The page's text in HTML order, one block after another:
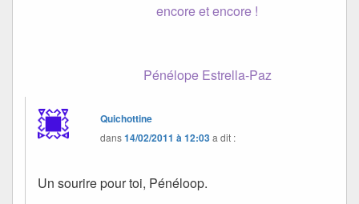
encore et encore !
Pénélope Estrella-Paz
Quichottine
dans14/02/2011 à 12:03a dit :
Un sourire pour toi, Pénéloop.